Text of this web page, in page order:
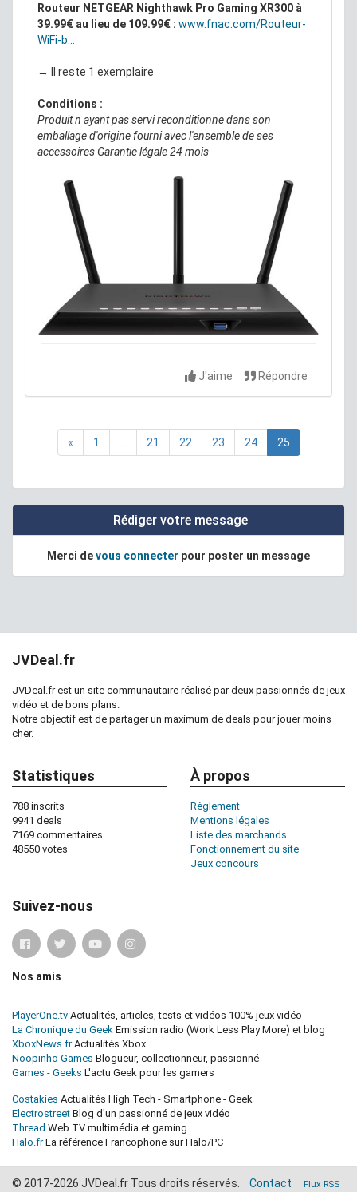
emballage d'origine fourni avec l'ensemble de ses
accessoires issu d'un carton abime en entrepot.
Garantie légale 24 mois
[Occasion - Comme Neuf] Figurine Mario et Les
Lapins Crétins Kingdom Battle Luigi 15 cm à 3.99€ au
lieu de 39.99€ :jeux-video.fnac.com/Figurin...
→ Il reste 1 exemplaire
→ Produit neuf reconditionne dans son emballage
Steelbook sur PS5 à 13.99€ au lieu de 34.99€ : jeux-
video.fnac.com/a162500...
emballage d'origine fourni avec l'ensemble de ses
Garantie légale 24 mois
Routeur NETGEAR Nighthawk Pro Gaming XR300 à
39.99€ au lieu de 109.99€ : www.fnac.com/Routeur-
WiFi-b...
→ Il reste 1 exemplaire
Conditions :
Produit n ayant pas servi reconditionne dans son
emballage d'origine fourni avec l'ensemble de ses
accessoires Garantie légale 24 mois
J'aime Répondre
« 1 21 22 23 24 25
Rédiger votre message
Merci devous connecter pour poster un message
JVDeal.fr
JVDeal.fr est un site communautaire réalisé par deux passionnés de jeux
vidéo et de bons plans.
Notre objectif est de partager un maximum de deals pour jouer moins
cher.
Statistiques
788 inscrits
9941 deals
7169 commentaires
48550 votes
À propos
Règlement
Mentions légales
Liste des marchands
Fonctionnement du site
Jeux concours
Suivez-nous
Nos amis
PlayerOne.tv Actualités, articles, tests et vidéos 100% jeux vidéo
La Chronique du Geek Emission radio (Work Less Play More) et blog
XboxNews.frActualités Xbox
Noopinho Games Blogueur, collectionneur, passionné
Games - Geeks L'actu Geek pour les gamers
Costakies Actualités High Tech - Smartphone - Geek
Electrostreet Blog d'un passionné de jeux vidéo
Thread Web TV multimédia et gaming
Halo.frLa référence Francophone sur Halo/PC
© 2017-2026 JVDeal.fr Tous droits réservés. Contact Flux RSS